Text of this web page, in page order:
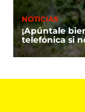
NOTICIAS
¡Apúntale
telefónica si